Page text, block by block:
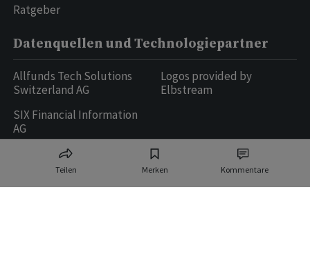
Teilen Merken Kommentare
Ratgeber
Datenquellen und Technologiepartner
Allfunds Tech Solutions
Switzerland AG
SIX Financial Information
AG
Logos provided by
Elbstream